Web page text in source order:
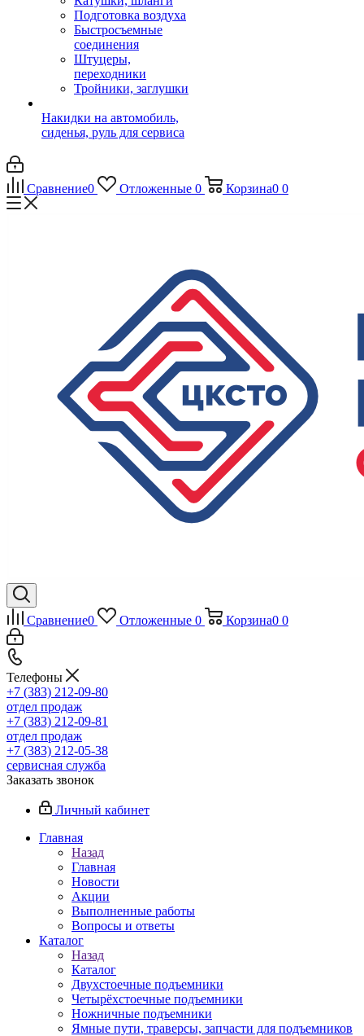
Подготовка воздуха
Быстросъемные
соединения
Штуцеры,
переходники
Тройники, заглушки
Накидки на автомобиль,
сиденья, руль для сервиса
Сравнение0 Отложенные 0 Корзина0 0
Сравнение0 Отложенные 0 Корзина0 0
Телефоны
+7 (383) 212-09-80
отдел продаж
+7 (383) 212-09-81
отдел продаж
+7 (383) 212-05-38
сервисная служба
Заказать звонок
Личный кабинет
Главная
Назад
Главная
Новости
Акции
Выполненные работы
Вопросы и ответы
Каталог
Назад
Каталог
Двухстоечные подъемники
Четырёхстоечные подъемники
Ножничные подъемники
Ямные пути, траверсы, запчасти для подъемников